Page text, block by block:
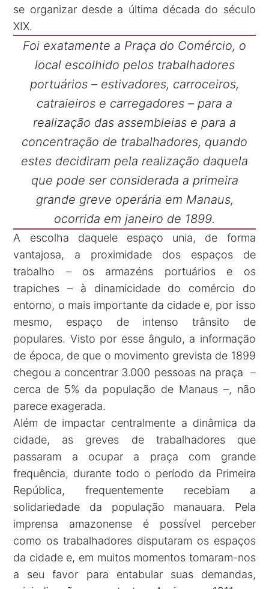
se organizar desde a última década do século
XIX.
Foi exatamente a Praça do Comércio, o
local escolhido pelos trabalhadores
portuários – estivadores, carroceiros,
catraieiros e carregadores – para a
realização das assembleias e para a
concentração de trabalhadores, quando
estes decidiram pela realização daquela
que pode ser considerada a primeira
grande greve operária em Manaus,
ocorrida em janeiro de 1899.
A escolha daquele espaço unia, de forma
vantajosa, a proximidade dos espaços de
trabalho – os armazéns portuários e os
trapiches – à dinamicidade do comércio do
entorno, o mais importante da cidade e, por isso
mesmo, espaço de intenso trânsito de
populares. Visto por esse ângulo, a informação
de época, de que o movimento grevista de 1899
chegou a concentrar 3.000 pessoas na praça –
cerca de 5% da população de Manaus –, não
parece exagerada.
Além de impactar centralmente a dinâmica da
cidade, as greves de trabalhadores que
passaram a ocupar a praça com grande
frequência, durante todo o período da Primeira
República, frequentemente recebiam a
solidariedade da população manauara. Pela
imprensa amazonense é possível perceber
como os trabalhadores disputaram os espaços
da cidade e, em muitos momentos tomaram-nos
a seu favor para entabular suas demandas,